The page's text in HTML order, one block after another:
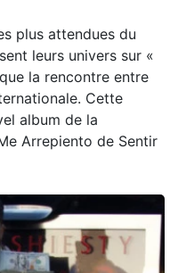
plus attendues du
leurs univers sur «
la rencontre entre
Cette
album de la
Arrepiento de Sentir